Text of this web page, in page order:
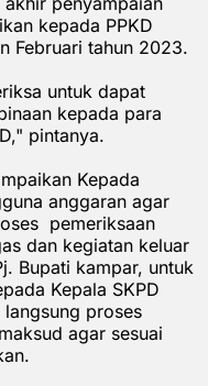
kepada PPKD
Februari tahun 2023.
untuk dapat
kepada para
pintanya.
Kepada
anggaran agar
pemeriksaan
dan kegiatan keluar
Bupati kampar, untuk
Kepala SKPD
proses
agar sesuai